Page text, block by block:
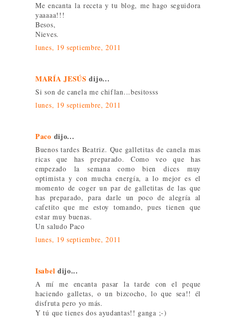
Me encanta la receta y tu blog, me hago seguidora
yaaaaa!!!
Besos,
Nieves.
lunes, 19 septiembre, 2011
MARÍA JESÚS dijo...
Si son de canela me chiflan...besitosss
lunes, 19 septiembre, 2011
Paco dijo...
Buenos tardes Beatriz. Que galletitas de canela mas
ricas que has preparado. Como veo que has
empezado la semana como bien dices muy
optimista y con mucha energía, a lo mejor es el
momento de coger un par de galletitas de las que
has preparado, para darle un poco de alegría al
cafetito que me estoy tomando, pues tienen que
estar muy buenas.
Un saludo Paco
lunes, 19 septiembre, 2011
Isabel dijo...
A mí me encanta pasar la tarde con el peque
haciendo galletas, o un bizcocho, lo que sea!! él
disfruta pero yo más.
Y tú que tienes dos ayudantas!! ganga ;-)